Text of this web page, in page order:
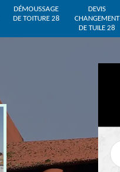
DÉMOUSSAGE
DE TOITURE 28
DEVIS
CHANGEMENT
DE TUILE 28
Devis zingueur 28